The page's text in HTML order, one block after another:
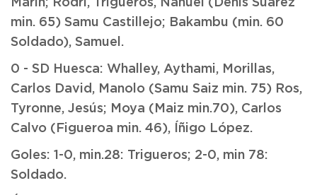
Marín; Rodri, Trigueros, Nahuel (Denis Suárez
min. 65) Samu Castillejo; Bakambu (min. 60
Soldado), Samuel.
0 - SD Huesca: Whalley, Aythami, Morillas,
Carlos David, Manolo (Samu Saiz min. 75) Ros,
Tyronne, Jesús; Moya (Maiz min.70), Carlos
Calvo (Figueroa min. 46), Íñigo López.
Goles: 1-0, min.28: Trigueros; 2-0, min 78:
Soldado.